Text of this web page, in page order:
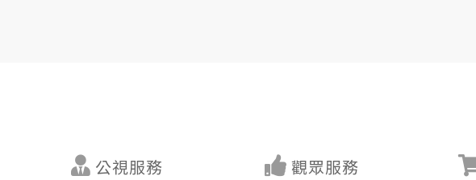
公視服務 觀眾服務